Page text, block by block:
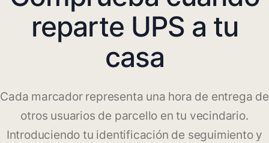
reparte UPS a tu
casa
Cada marcador representa una hora de entrega de
otros usuarios de parcello en tu vecindario.
Introduciendo tu identificación de seguimiento y